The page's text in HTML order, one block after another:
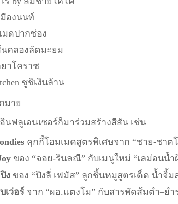
มืองนนท์
มดปากช่อง
นคลองลัดมะยม
าโคราช
ซูชิเงินล้าน
มาย
ฟลูเอนเซอร์ก็มาร่วมสร้างสีสัน เช่น
คุกกี้โฮมเมดสูตรพิเศษจาก “ชาย-ชาต
ของ “จอย-รินลณี” กับเมนูใหม่ “เลม่อนน้ำ
ง ของ “ปิงลี่ เฟมัส” ลูกชิ้นหมูสูตรเด็ด น้ำจิ้
เว่อร์ จาก “ผอ.แตงโม” กับสารพัดส้มตำ–ย